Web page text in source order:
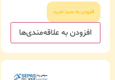
افزودن به سبد خرید
افزودن به علاقه‌مندی‌ها